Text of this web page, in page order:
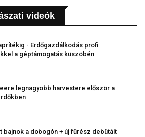
videók
- Erdőgazdálkodás profi
a géptámogatás küszöbén
legnagyobb harvestere először a
bajnok a dobogón + új fűrész debütált